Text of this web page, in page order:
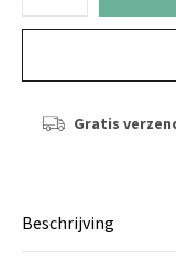
Gratis
Beschrijving